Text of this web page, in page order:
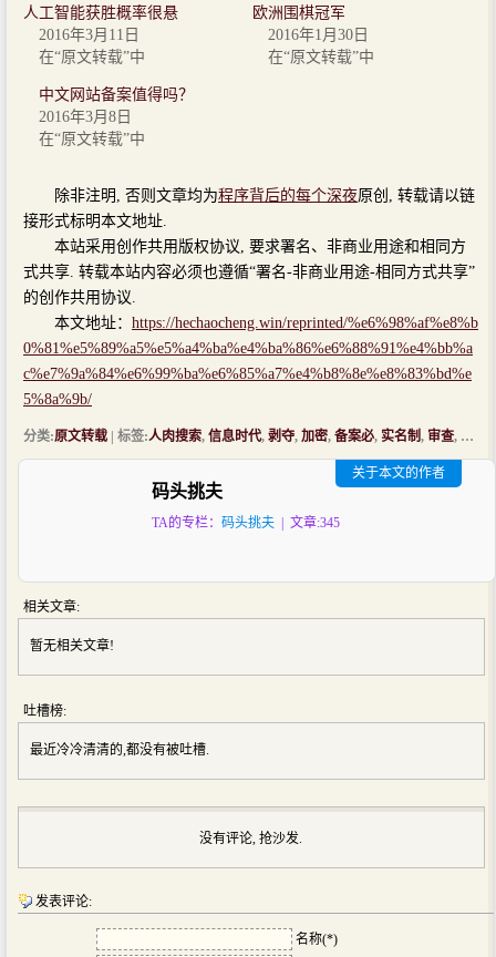
人工智能获胜概率很悬
2016年3月11日
在“原文转载”中
欧洲围棋冠军
2016年1月30日
在“原文转载”中
中文网站备案值得吗？
2016年3月8日
在“原文转载”中
除非注明, 否则文章均为程序背后的每个深夜原创, 转载请以链
接形式标明本文地址.
本站采用创作共用版权协议, 要求署名、非商业用途和相同方
式共享. 转载本站内容必须也遵循“署名-非商业用途-相同方式共享”
的创作共用协议.
本文地址： https://hechaocheng.win/reprinted/%e6%98%af%e8%b
0%81%e5%89%a5%e5%a4%ba%e4%ba%86%e6%88%91%e4%bb%a
c%e7%9a%84%e6%99%ba%e6%85%a7%e4%b8%8e%e8%83%bd%e
5%8a%9b/
分类:原文转载 | 标签:人肉搜索, 信息时代, 剥夺, 加密, 备案必, 实名制, 审查, 智慧
码头挑夫
TA的专栏： 码头挑夫 | 文章:345
关于本文的作者
相关文章:
暂无相关文章!
吐槽榜:
最近冷冷清清的,都没有被吐槽.
没有评论, 抢沙发.
发表评论:
名称(*)